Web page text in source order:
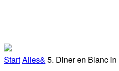
StartAlles& 5. Diner en Blanc